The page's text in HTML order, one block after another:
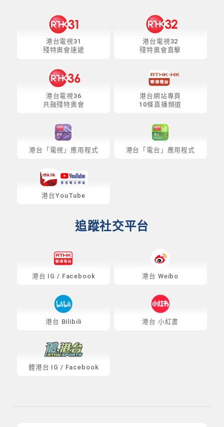
港台電視31
殘特奧會速遞
港台電視32
殘特奧會直擊
港台電視36
共融殘特奧會
港台網站專頁
10條直播頻道
港台「電視」應用程式 港台「電台」應用程式
港台YouTube
追蹤社交平台
港台 IG / Facebook 港台 Weibo
港台 Bilibili 港台 小紅書
體港台 IG / Facebook